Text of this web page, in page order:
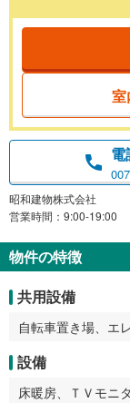
室
電
昭和建物株式会社
営業時間：9:00-19:00
物件の特徴
共用設備
自転車置き場、エ
設備
床暖房、ＴＶモニ